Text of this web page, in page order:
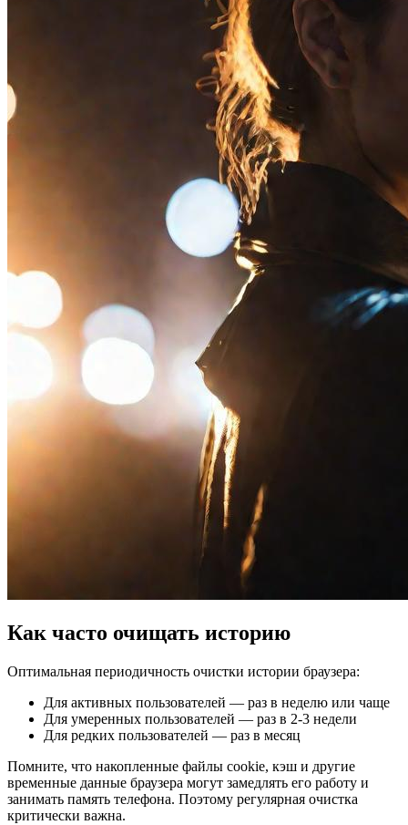
Как часто очищать историю
Оптимальная периодичность очистки истории браузера:
Для активных пользователей — раз в неделю или чаще
Для умеренных пользователей — раз в 2-3 недели
Для редких пользователей — раз в месяц
Помните, что накопленные файлы cookie, кэш и другие
временные данные браузера могут замедлять его работу и
занимать память телефона. Поэтому регулярная очистка
критически важна.